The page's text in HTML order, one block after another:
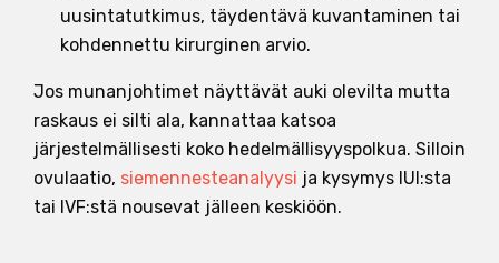
uusintatutkimus, täydentävä kuvantaminen tai
kohdennettu kirurginen arvio.
Jos munanjohtimet näyttävät auki olevilta mutta
raskaus ei silti ala, kannattaa katsoa
järjestelmällisesti koko hedelmällisyyspolkua. Silloin
ovulaatio, siemennesteanalyysi ja kysymys IUI:sta
tai IVF:stä nousevat jälleen keskiöön.